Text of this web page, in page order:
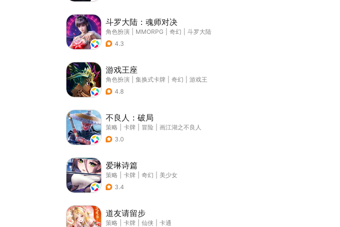
斗罗大陆：魂师对决
角色扮演 MMORPG 奇幻
斗罗大陆
4.3
游戏王座
角色扮演 集换式卡牌 奇幻
游戏王
4.8
不良人：破局
策略 卡牌 冒险
画江湖之不良人
3.0
爱琳诗篇
策略 卡牌 奇幻
美少女
3.4
道友请留步
策略 卡牌 仙侠
卡通